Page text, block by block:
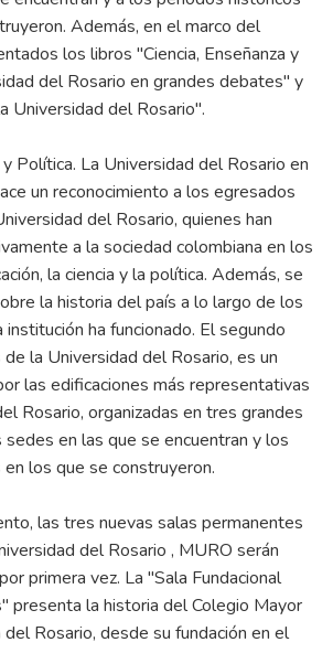
Además, en el marco del
los libros "Ciencia, Enseñanza y
del Rosario en grandes debates" y
Universidad del Rosario".
y Política. La Universidad del Rosario en
un reconocimiento a los egresados
del Rosario, quienes han
a la sociedad colombiana en los
la ciencia y la política. Además, se
la historia del país a lo largo de los
ha funcionado. El segundo
la Universidad del Rosario, es un
las edificaciones más representativas
Rosario, organizadas en tres grandes
en las que se encuentran y los
los que se construyeron.
las tres nuevas salas permanentes
del Rosario , MURO serán
primera vez. La "Sala Fundacional
presenta la historia del Colegio Mayor
Rosario, desde su fundación en el